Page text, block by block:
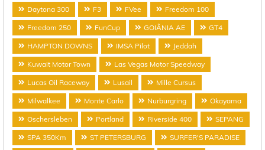
Daytona 300 F3 FVee Freedom 100
Freedom 250 FunCup GOIÂNIA AE GT4
HAMPTON DOWNS IMSA Pilot Jeddah
Kuwait Motor Town Las Vegas Motor Speedway
Lucas Oil Raceway Lusail Mille Cursus
Milwalkee Monte Carlo Nurburgring Okayama
Oschersleben Portland Riverside 400 SEPANG
SPA 350Km ST PETERSBURG SURFER'S PARADISE